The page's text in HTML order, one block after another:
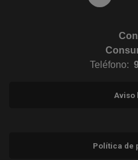
Teléfono:
Aviso
Política de